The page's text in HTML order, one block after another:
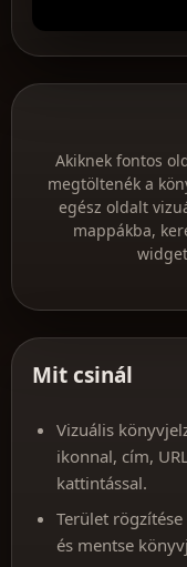
Akiknek fontos
megtöltenék a
egész oldalt
mappákba,
Mit csinál
Vizuális
ikonnal, cím,
kattintással.
Terület
és mentse